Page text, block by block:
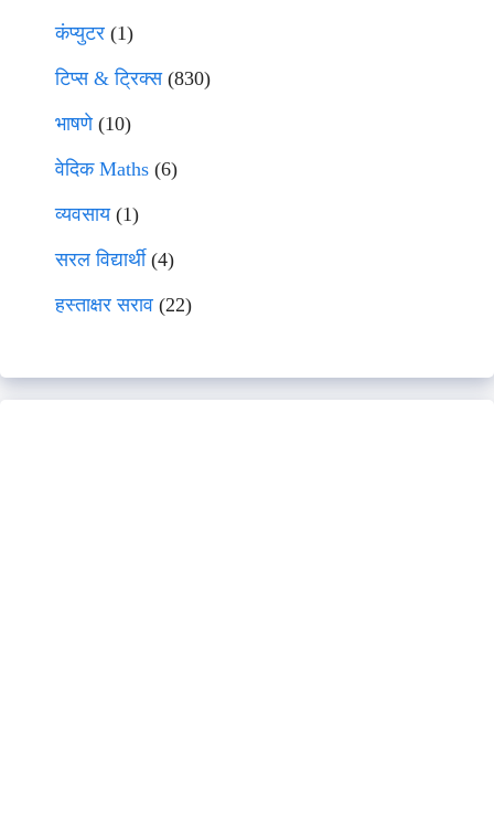
कंप्युटर (1)
टिप्स & ट्रिक्स(830)
भाषणे(10)
वेदिक Maths (6)
व्यवसाय(1)
सरल विद्यार्थी(4)
हस्ताक्षर सराव (22)